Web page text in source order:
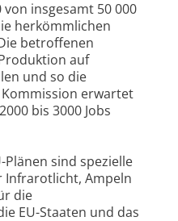
insgesamt 50 000
herkömmlichen
betroffenen
auf
und so die
erwartet
bis 3000 Jobs
sind spezielle
Infrarotlicht, Ampeln
die
EU-Staaten und das